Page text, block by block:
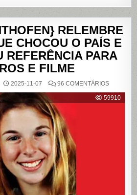
RELEMBRE
CHOCOU O PAÍS E
REFERÊNCIA PARA
E FILME
2025-11-07 96 COMENTÁRIOSEM
59910